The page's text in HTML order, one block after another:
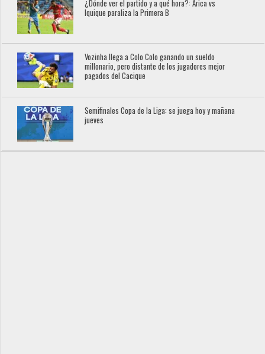
¿Dónde ver el partido y a qué hora?: Arica vs
Iquique paraliza la Primera B
Vozinha llega a Colo Colo ganando un sueldo
millonario, pero distante de los jugadores mejor
pagados del Cacique
Semifinales Copa de la Liga: se juega hoy y mañana
jueves